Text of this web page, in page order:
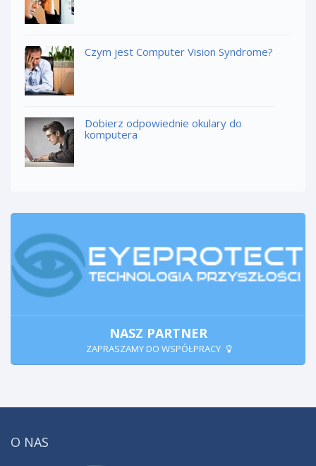
Czym jest Computer Vision Syndrome?
Dobierz odpowiednie okulary do
komputera
NASZ PARTNER
ZAPRASZAMY DO WSPÓŁPRACY
O NAS